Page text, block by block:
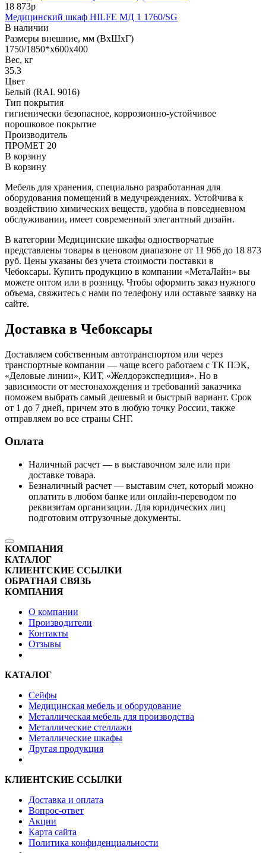
18 873р
Медицинский шкаф HILFE МД 1 1760/SG
В наличии
Размеры внешние, мм (ВхШхГ)
1750/1850*x600x400
Вес, кг
35.3
Цвет
Белый (RAL 9016)
Тип покрытия
гигиенически безопасное, коррозионно-устойчивое
порошковое покрытие
Производитель
ПРОМЕТ 20
В корзину
В корзину
Мебель для хранения, специально разработанная для
оборудования помещений в медучреждениях. Устойчива к
воздействию химических веществ, удобна в повседневном
обслуживании, имеет современный элегантный дизайн.
В категории Медицинские шкафы одностворчатые
представлены товары в ценовом диапазоне от 11 966 до 18 873
руб. Цены указаны без учета стоимости поставки в
Чебоксары. Купить продукцию в компании «МетаЛайн» вы
можете оптом или в розницу. Чтобы оформить заказ нужного
объема, свяжитесь с нами по телефону или оставьте заявку на
сайте.
Доставка в Чебоксары
Доставляем собственным автотранспортом или через
транспортные компании — чаще всего работаем с ТК ПЭК,
«Деловые линии», КИТ, «Желдорэкспедиция». Но в
зависимости от местонахождения и требований заказчика
поможем выбрать самый дешевый и быстрый вариант. Срок
от 1 до 7 дней, причем это в любую точку России, также
отправляем во все страны СНГ.
Оплата
Наличный расчет — в выставочном зале или при
доставке товара.
Безналичный расчет — выставим счет, который можно
оплатить в любом банке или онлайн-переводом по
реквизитам организации. Для юридических лиц
подготовим отгрузочные документы.
КОМПАНИЯ
КАТАЛОГ
КЛИЕНТСКИЕ ССЫЛКИ
ОБРАТНАЯ СВЯЗЬ
КОМПАНИЯ
О компании
Производители
Контакты
Отзывы
КАТАЛОГ
Сейфы
Медицинская мебель и оборудование
Металлическая мебель для производства
Металлические стеллажи
Металлические шкафы
Другая продукция
КЛИЕНТСКИЕ ССЫЛКИ
Доставка и оплата
Вопрос-ответ
Акции
Карта сайта
Политика конфиденциальности